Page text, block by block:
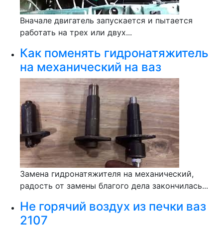
Вначале двигатель запускается и пытается
работать на трех или двух...
Как поменять гидронатяжитель
на механический на ваз
Замена гидронатяжителя на механический,
радость от замены благого дела закончилась...
Не горячий воздух из печки ваз
2107